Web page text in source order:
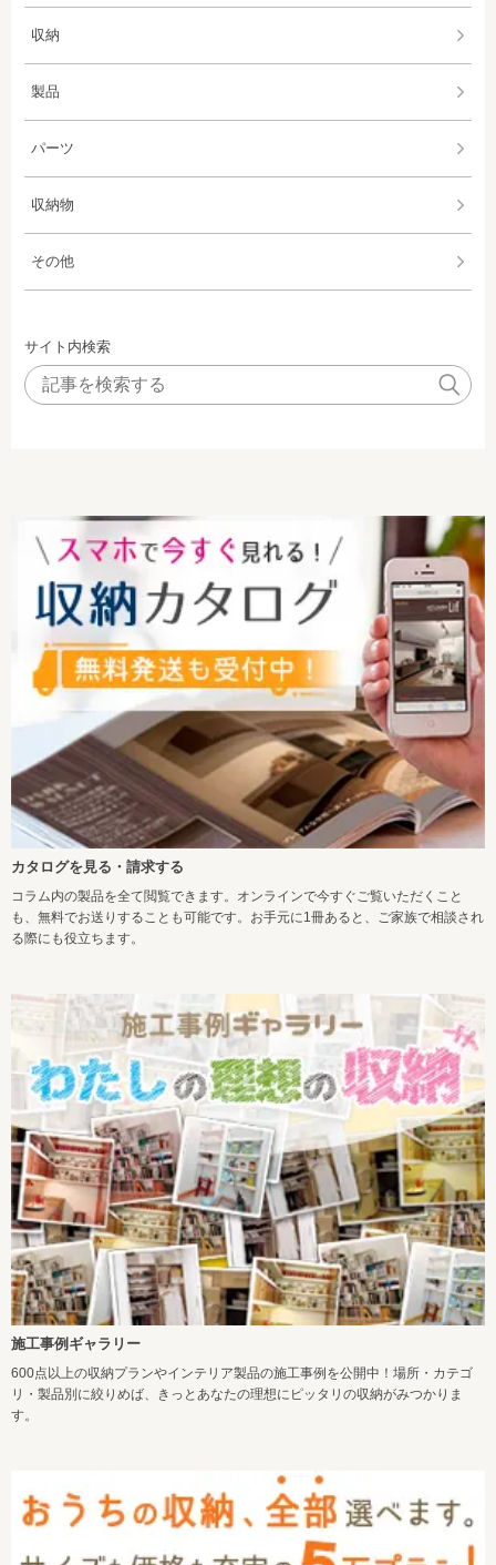
収納
製品
パーツ
収納物
その他
サイト内検索
カタログを見る・請求する
コラム内の製品を全て閲覧できます。オンラインで今すぐご覧いただくこと
も、無料でお送りすることも可能です。お手元に1冊あると、ご家族で相談され
る際にも役立ちます。
施工事例ギャラリー
600点以上の収納プランやインテリア製品の施工事例を公開中！場所・カテゴ
リ・製品別に絞りめば、きっとあなたの理想にピッタリの収納がみつかりま
す。